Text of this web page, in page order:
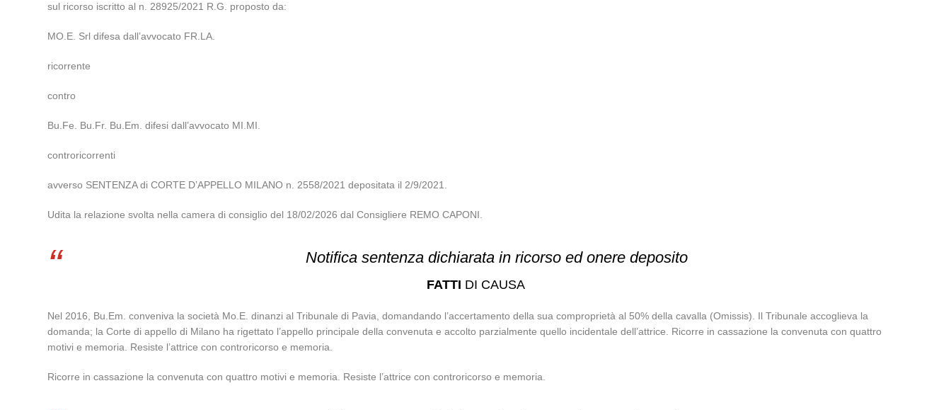
sul ricorso iscritto al n. 28925/2021 R.G. proposto da:
MO.E. Srl difesa dall’avvocato FR.LA.
ricorrente
contro
Bu.Fe. Bu.Fr. Bu.Em. difesi dall’avvocato MI.MI.
controricorrenti
avverso SENTENZA di CORTE D’APPELLO MILANO n. 2558/2021 depositata il 2/9/2021.
Udita la relazione svolta nella camera di consiglio del 18/02/2026 dal Consigliere REMO CAPONI.
Notifica sentenza dichiarata in ricorso ed onere deposito
FATTI DI CAUSA
Nel 2016, Bu.Em. conveniva la società Mo.E. dinanzi al Tribunale di Pavia, domandando l’accertamento della sua comproprietà al 50% della cavalla (Omissis). Il Tribunale accoglieva la
domanda; la Corte di appello di Milano ha rigettato l’appello principale della convenuta e accolto parzialmente quello incidentale dell’attrice. Ricorre in cassazione la convenuta con quattro
motivi e memoria. Resiste l’attrice con controricorso e memoria.
Ricorre in cassazione la convenuta con quattro motivi e memoria. Resiste l’attrice con controricorso e memoria.